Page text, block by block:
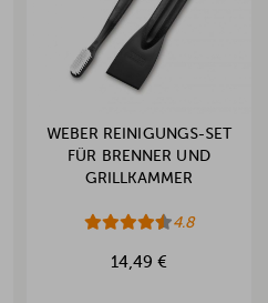
WEBER REINIGUNGS-SET
FÜR BRENNER UND
GRILLKAMMER
4.8
14,49 €